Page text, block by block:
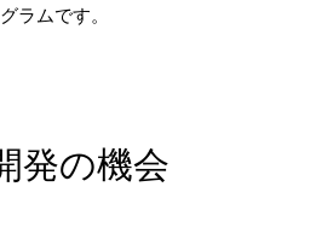
ラムです。
発の機会